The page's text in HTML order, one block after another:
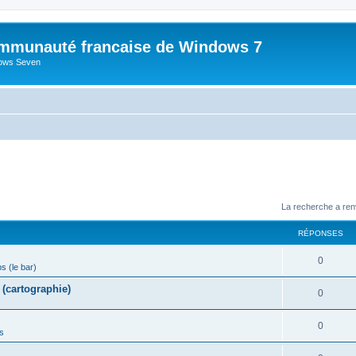
francaise de Windows 7
Seven
La recherche a
RÉPONSES
(le bar)
0R
é
o
n
0R
é
0R
é